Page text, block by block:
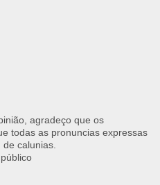
agradeço que os
todas as pronuncias expressas
calunias.